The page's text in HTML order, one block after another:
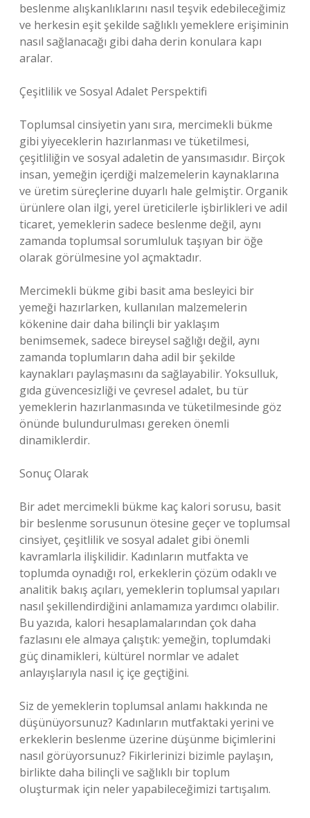
beslenme alışkanlıklarını nasıl teşvik edebileceğimiz
ve herkesin eşit şekilde sağlıklı yemeklere erişiminin
nasıl sağlanacağı gibi daha derin konulara kapı
aralar.
Çeşitlilik ve Sosyal Adalet Perspektifi
Toplumsal cinsiyetin yanı sıra, mercimekli bükme
gibi yiyeceklerin hazırlanması ve tüketilmesi,
çeşitliliğin ve sosyal adaletin de yansımasıdır. Birçok
insan, yemeğin içerdiği malzemelerin kaynaklarına
ve üretim süreçlerine duyarlı hale gelmiştir. Organik
ürünlere olan ilgi, yerel üreticilerle işbirlikleri ve adil
ticaret, yemeklerin sadece beslenme değil, aynı
zamanda toplumsal sorumluluk taşıyan bir öğe
olarak görülmesine yol açmaktadır.
Mercimekli bükme gibi basit ama besleyici bir
yemeği hazırlarken, kullanılan malzemelerin
kökenine dair daha bilinçli bir yaklaşım
benimsemek, sadece bireysel sağlığı değil, aynı
zamanda toplumların daha adil bir şekilde
kaynakları paylaşmasını da sağlayabilir. Yoksulluk,
gıda güvencesizliği ve çevresel adalet, bu tür
yemeklerin hazırlanmasında ve tüketilmesinde göz
önünde bulundurulması gereken önemli
dinamiklerdir.
Sonuç Olarak
Bir adet mercimekli bükme kaç kalori sorusu, basit
bir beslenme sorusunun ötesine geçer ve toplumsal
cinsiyet, çeşitlilik ve sosyal adalet gibi önemli
kavramlarla ilişkilidir. Kadınların mutfakta ve
toplumda oynadığı rol, erkeklerin çözüm odaklı ve
analitik bakış açıları, yemeklerin toplumsal yapıları
nasıl şekillendirdiğini anlamamıza yardımcı olabilir.
Bu yazıda, kalori hesaplamalarından çok daha
fazlasını ele almaya çalıştık: yemeğin, toplumdaki
güç dinamikleri, kültürel normlar ve adalet
anlayışlarıyla nasıl iç içe geçtiğini.
Siz de yemeklerin toplumsal anlamı hakkında ne
düşünüyorsunuz? Kadınların mutfaktaki yerini ve
erkeklerin beslenme üzerine düşünme biçimlerini
nasıl görüyorsunuz? Fikirlerinizi bizimle paylaşın,
birlikte daha bilinçli ve sağlıklı bir toplum
oluşturmak için neler yapabileceğimizi tartışalım.